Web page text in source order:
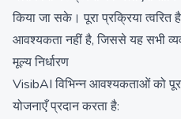
किया जा सके। पूरा प्रक्रिया त्वरित
आवश्यकता नहीं है, जिससे यह सभी
मूल्य निर्धारण
VisibAI विभिन्न आवश्यकताओं को
योजनाएँ प्रदान करता है: